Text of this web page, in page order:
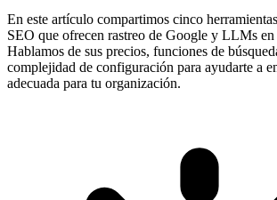
En este artículo compartimos cinco
SEO que ofrecen rastreo de Google y LLMs en
Hablamos de sus precios, funciones de
complejidad de configuración para ayudarte a
adecuada para tu organización.